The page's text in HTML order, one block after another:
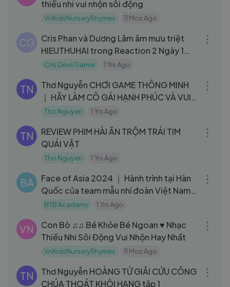
thiếu nhi vui nhộn sôi động
VnKidsNurseryRhymes 11 Mos Ago
CG
Cris Phan và Dương Lâm âm mưu triệt
HIEUTHUHAI trong Reaction 2 Ngày 1
Đêm tập 43
Cris Devil Gamer 1 Yrs Ago
TN
Thơ Nguyễn CHƠI GAME THÔNG MINH
｜ HÃY LÀM CÔ GÁI HẠNH PHÚC VÀ VUI
VẺ
Tho Nguyen 1 Yrs Ago
TN
REVIEW PHIM HÀI ĂN TRỘM TRÁI TIM
QUÁI VẬT
Tho Nguyen 1 Yrs Ago
BA
Face of Asia 2024 ｜ Hành trình tại Hàn
Quốc của team mẫu nhí đoàn Việt Nam
｜BYB Academy
BYB Academy 1 Yrs Ago
VN
Con Bò ♫♫ Bé Khỏe Bé Ngoan ♥ Nhạc
Thiếu Nhi Sôi Động Vui Nhộn Hay Nhất
VnKidsNurseryRhymes 11 Mos Ago
TN
Thơ Nguyễn HOÀNG TỬ GIẢI CỨU CÔNG
CHÚA THOÁT KHỎI HANG tập 1